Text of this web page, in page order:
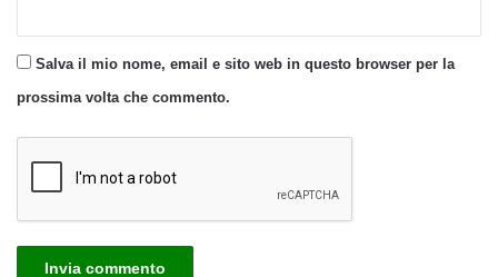
Salva il mio nome, email e sito web in questo browser per la
prossima volta che commento.